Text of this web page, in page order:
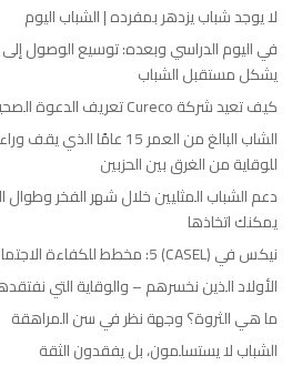
لا يوجد شباب يزدهر بمفرده | الشباب اليوم
في اليوم الدراسي وبعده: توسيع الوصول
يشكل مستقبل الشباب
كيف تعيد شركة Cureco تعريف الدعوة الصحية التي يقودها الشباب
الشاب البالغ من العمر 15 عامًا
للوقاية من الغرق بين الحزبين
دعم الشباب المثليين خلال شهر الفخر وطوال
يمكنك اتخاذها
نيكس في (CASEL) 5: مخطط للكفاءة الاجتماعية والعاطفية
الأولاد الذين نخسرهم – والوقاية التي
ما هي الثروة؟ وجهة نظر في سن المراهقة
الشباب لا يستسلمون، بل يفقدون الثقة